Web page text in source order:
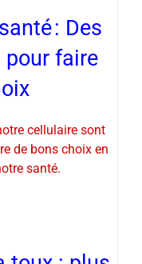
: Des
faire
cellulaire sont
de bons choix en
santé.